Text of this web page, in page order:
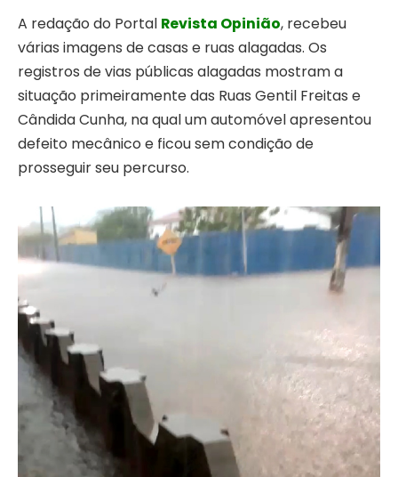
A redação do Portal Revista Opinião, recebeu
várias imagens de casas e ruas alagadas. Os
registros de vias públicas alagadas mostram a
situação primeiramente das Ruas Gentil Freitas e
Cândida Cunha, na qual um automóvel apresentou
defeito mecânico e ficou sem condição de
prosseguir seu percurso.